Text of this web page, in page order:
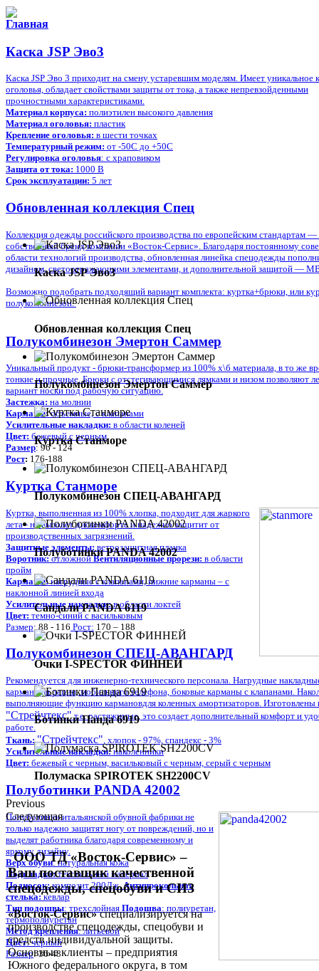
Главная
Каска JSP Эво3
Каска JSP Эво 3 приходит на смену устаревшим моделям. Имеет уникальное
оголовья, обладает свойствами защиты от тока, а также непревзойденными
прочностными характеристиками.
Материал корпуса: полиэтилен высокого давления
Материал оголовья: пластик
Крепление оголовья: в шести точках
Температурный режим: от -50С до +50С
Регулировка оголовья: с храповиком
Защита от тока: 1000 В
Срок эксплуатации: 5 лет
Обновленная коллекция Спец
Коллекция одежды российского производства по европейским стандартам —
собственный бренд компании «Восток-Сервис». Благодаря постоянному
области технологий производства, обновленная линейка спецодежды
дизайном, светоотражающими элементами, и дополнительной защитой —
Возможно подобрать подходящий вариант комплекта: куртка+брюки, или
полукомбинезон.
Полукомбинезон Эмертон Саммер
Уникальный продукт - брюки-трансформер из 100% х\б материала, в то же
тонкие и прочные. Брюки с отстегивающимися лямками и низом позволяют
вариант носки под рабочую ситуацию.
Застежка: на молнии
Карманы:объемные, с клапанами
Усилительные накладки: в области коленей
Цвет: бежевый с черным
Размер: 96 - 124
Рост: 176-188
Куртка Станморе
Куртка, выполненная из 100% хлопка, подходит для жаркого
лета - не вызовет дискомфорта и надежно защитит от
производственных загрязнений.
Защитные элементы: ветрозащитная планка
Воротник:отложнойВентиляционные прорези: в области
пройм
Карманы:нагрудные с клапанами, нижние карманы – с
наклонной линией входа
Усилительные накладки:в области локтей
Цвет: темно-синий с васильковым
Размер: 88 - 116 Рост: 170 – 188
Полукомбинезон СПЕЦ-АВАНГАРД
Рекомендуется для инженерно-технического персонала. Нагрудные
карман для рации, мобильного телефона, боковые карманы с клапанами.
выполняющие функцию кармановдля коленных амортизаторов. Изготовлены
"Стрейчтекс"т.е. растяжимые, это создает дополнительный комфорт и
работе.
Ткань: "Стрейчтекс", хлопок - 97%, спандекс - 3%
Усилительные накладки:наколенники
Цвет: бежевый с черным, васильковый с черным, серый с черным
Полуботинки PANDA 42002
Полуботинки итальянской обувной фабрики не
только надежно защитят ногу от повреждений, но и
выделят работника благодаря современному и
яркому дизайну.
Верх обуви: натуральная кожа
Подкладка:текстильный материал
Подносок:композит 200ДжАнтипрокольная
стелька:кевлар
Тип подошвы: трехслойная Подошва: полиуретан,
термополиуретан
Метод крепления: литьевой
Цвет: черный
Размер: 36-48
Каска JSP Эво3
Обновленная коллекция Спец
Полукомбинезон Эмертон Саммер
Куртка Станморе
Полукомбинезон СПЕЦ-АВАНГАРД
Полуботинки PANDA 42002
Сандали PANDA 6119
Очки I-SPECTOR ФИННЕЙ
Ботинки Панда 6919
Полумаска SPIROTEK SH2200СV
Previous
Следующая
ООО ТД «Восток-Сервис» –
Ваш поставщик качественной
спецодежды, спецобуви и СИЗ
«Восток-Сервис»специализируется на
производстве спецодежды, спецобуви и
средств индивидуальной защиты.
Основные клиенты – предприятия
Южного федерального округа, в том